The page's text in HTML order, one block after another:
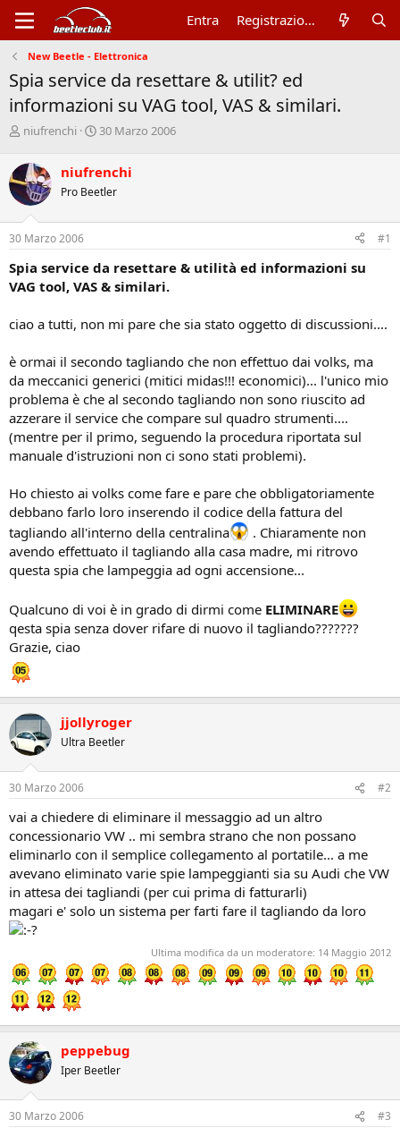
Entra Registrazione
New Beetle - Elettronica
Spia service da resettare & utilit? ed
informazioni su VAG tool, VAS & similari.
A
t
o
r
e
d
c
u
s
n
e
niufrenchi
D
a
d
i
z
30 Marzo 2006
niufrenchi
Pro Beetler
30 Marzo 2006 #1
Spia service da resettare & utilità ed informazioni su
VAG tool, VAS & similari.
ciao a tutti, non mi pare che sia stato oggetto di discussioni....
è ormai il secondo tagliando che non effettuo dai volks, ma
da meccanici generici (mitici midas!!! economici)... l'unico mio
problema è che al secondo tagliando non sono riuscito ad
azzerare il service che compare sul quadro strumenti....
(mentre per il primo, seguendo la procedura riportata sul
manuale d'istruzioni non ci sono stati problemi).
Ho chiesto ai volks come fare e pare che obbligatoriamente
debbano farlo loro inserendo il codice della fattura del
tagliando all'interno della centralina
. Chiaramente non
avendo effettuato il tagliando alla casa madre, mi ritrovo
questa spia che lampeggia ad ogni accensione...
Qualcuno di voi è in grado di dirmi come ELIMINARE
qesta spia senza dover rifare di nuovo il tagliando???????
Grazie, ciao
jjollyroger
Ultra Beetler
30 Marzo 2006 #2
vai a chiedere di eliminare il messaggio ad un altro
concessionario VW .. mi sembra strano che non possano
eliminarlo con il semplice collegamento al portatile... a me
avevano eliminato varie spie lampeggianti sia su Audi che VW
in attesa dei tagliandi (per cui prima di fatturarli)
magari e' solo un sistema per farti fare il tagliando da loro
Ultima modifica da un moderatore: 14 Maggio 2012
peppebug
Iper Beetler
30 Marzo 2006 #3